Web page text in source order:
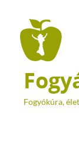
Fogyókúra,